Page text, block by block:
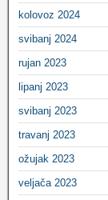
kolovoz 2024
svibanj 2024
rujan 2023
lipanj 2023
svibanj 2023
travanj 2023
ožujak 2023
veljača 2023